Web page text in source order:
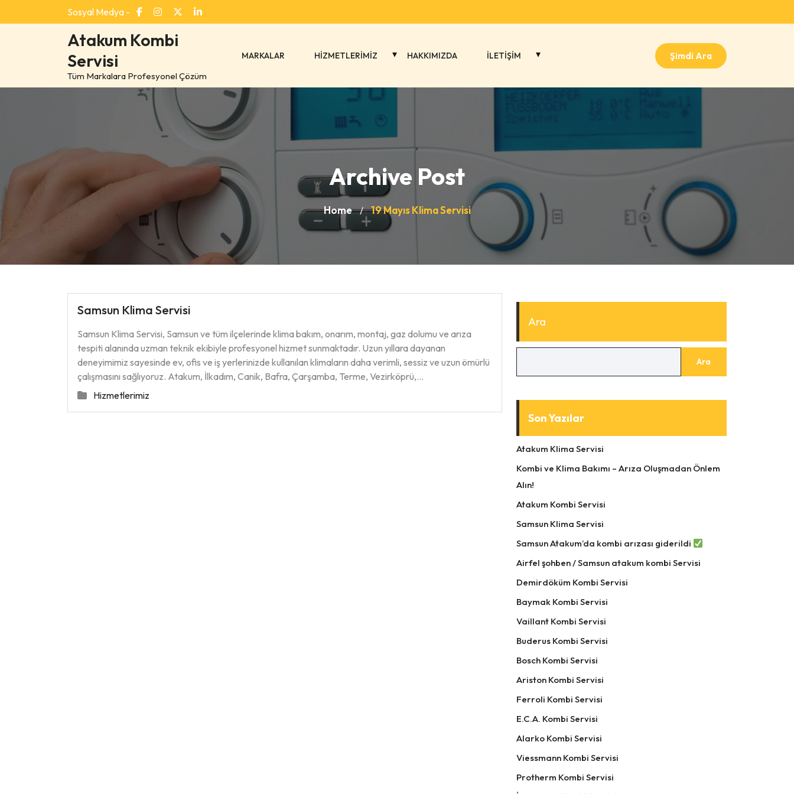
to
Sosyal Medya -
Atakum Kombi
Servisi
Tüm Markalara Profesyonel Çözüm
MARKALAR HİZMETLERİMİZ HAKKIMIZDA İLETİŞİM Şimdi Ara
Archive Post
Home / 19 Mayıs Klima Servisi
Samsun Klima Servisi
Samsun Klima Servisi, Samsun ve tüm ilçelerinde klima bakım, onarım, montaj, gaz dolumu ve arıza
tespiti alanında uzman teknik ekibiyle profesyonel hizmet sunmaktadır. Uzun yıllara dayanan
deneyimimiz sayesinde ev, ofis ve iş yerlerinizde kullanılan klimaların daha verimli, sessiz ve uzun ömürlü
çalışmasını sağlıyoruz. Atakum, İlkadım, Canik, Bafra, Çarşamba, Terme, Vezirköprü,…
Hizmetlerimiz
Ara
Ara
Son Yazılar
Atakum Klima Servisi
Kombi ve Klima Bakımı – Arıza Oluşmadan Önlem
Alın!
Atakum Kombi Servisi
Samsun Klima Servisi
Samsun Atakum’da kombi arızası giderildi
Airfel şohben / Samsun atakum kombi Servisi
Demirdöküm Kombi Servisi
Baymak Kombi Servisi
Vaillant Kombi Servisi
Buderus Kombi Servisi
Bosch Kombi Servisi
Ariston Kombi Servisi
Ferroli Kombi Servisi
E.C.A. Kombi Servisi
Alarko Kombi Servisi
Viessmann Kombi Servisi
Protherm Kombi Servisi